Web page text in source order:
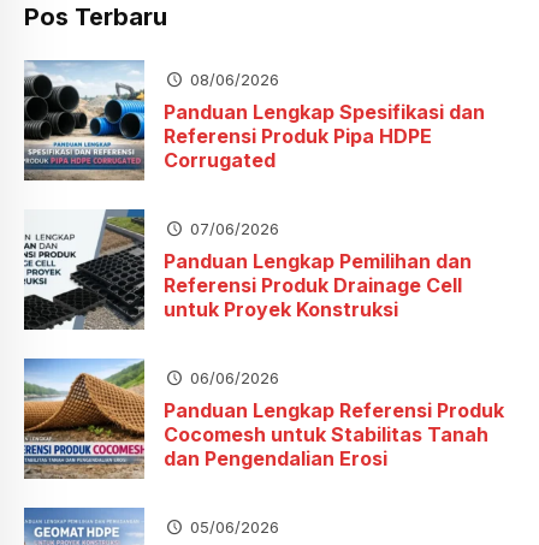
Pos Terbaru
08/06/2026
Panduan Lengkap Spesifikasi dan
Referensi Produk Pipa HDPE
Corrugated
07/06/2026
Panduan Lengkap Pemilihan dan
Referensi Produk Drainage Cell
untuk Proyek Konstruksi
06/06/2026
Panduan Lengkap Referensi Produk
Cocomesh untuk Stabilitas Tanah
dan Pengendalian Erosi
05/06/2026